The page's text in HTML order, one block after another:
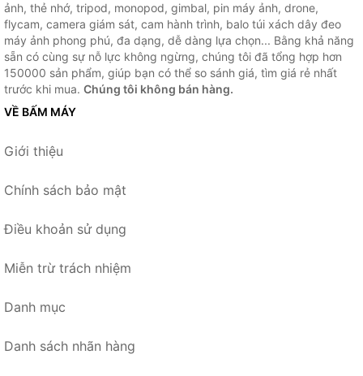
ảnh, thẻ nhớ, tripod, monopod, gimbal, pin máy ảnh, drone,
flycam, camera giám sát, cam hành trình, balo túi xách dây đeo
máy ảnh phong phú, đa dạng, dễ dàng lựa chọn... Bằng khả năng
sẵn có cùng sự nỗ lực không ngừng, chúng tôi đã tổng hợp hơn
150000 sản phẩm, giúp bạn có thể so sánh giá, tìm giá rẻ nhất
trước khi mua. Chúng tôi không bán hàng.
VỀ BẤM MÁY
Giới thiệu
Chính sách bảo mật
Điều khoản sử dụng
Miễn trừ trách nhiệm
Danh mục
Danh sách nhãn hàng